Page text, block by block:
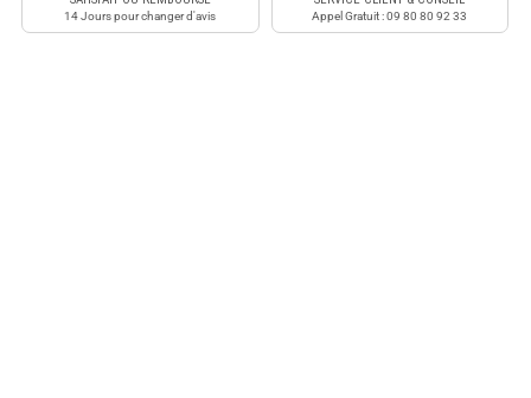
14 Jours pour changer d'avis
Appel Gratuit : 09 80 80 92 33